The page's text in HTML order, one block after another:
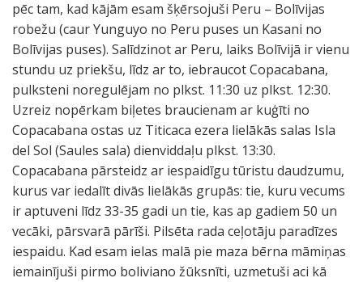
pēc tam, kad kājām esam šķērsojuši Peru – Bolīvijas
robežu (caur Yunguyo no Peru puses un Kasani no
Bolīvijas puses). Salīdzinot ar Peru, laiks Bolīvijā ir vienu
stundu uz priekšu, līdz ar to, iebraucot Copacabana,
pulksteni noregulējam no plkst. 11:30 uz plkst. 12:30.
Uzreiz nopērkam biļetes braucienam ar kuģīti no
Copacabana ostas uz Titicaca ezera lielākās salas Isla
del Sol (Saules sala) dienviddaļu plkst. 13:30.
Copacabana pārsteidz ar iespaidīgu tūristu daudzumu,
kurus var iedalīt divās lielākās grupās: tie, kuru vecums
ir aptuveni līdz 33-35 gadi un tie, kas ap gadiem 50 un
vecāki, pārsvarā pārīši. Pilsēta rada ceļotāju paradīzes
iespaidu. Kad esam ielas malā pie maza bērna māmiņas
iemainījuši pirmo boliviano žūksnīti, uzmetuši aci kā